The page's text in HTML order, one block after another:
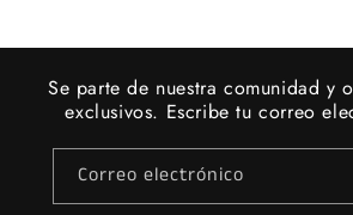
Se parte de nuestra comunidad y
exclusivos. Escribe tu correo
Correo electrónico